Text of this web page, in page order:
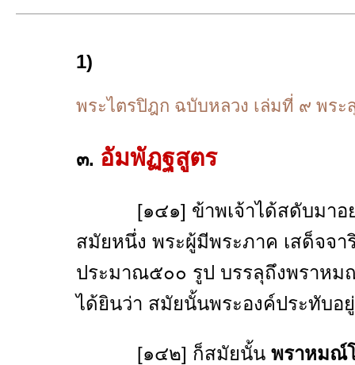
1)
พระไตรปิฎก ฉบับหลวง เล่มที่ ๙ พร
๓. อัมพัฏฐสูตร
[๑๔๑] ข้าพเจ้าได้สดับมาอ
สมัยหนึ่ง พระผู้มีพระภาค เสด็จจ
ประมาณ๕๐๐ รูป บรรลุถึงพราห
ได้ยินว่า สมัยนั้นพระองค์ประทับอ
[๑๔๒] ก็สมัยนั้น พราหมณ์